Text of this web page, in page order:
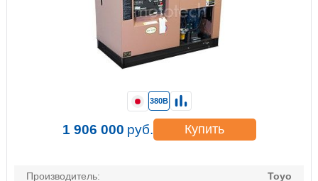
Производитель:
Toyo
380В
1 906 000 руб. Купить